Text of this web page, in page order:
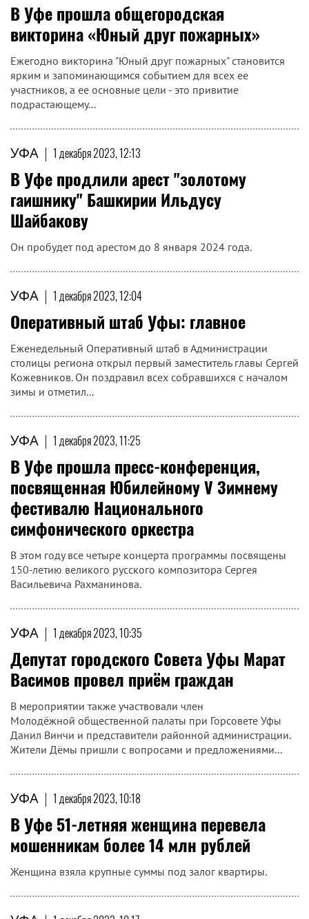
В Уфе прошла общегородская
викторина «Юный друг пожарных»
Ежегодно викторина "Юный друг пожарных" становится
ярким и запоминающимся событием для всех ее
участников, а ее основные цели - это привитие
подрастающему...
УФА | 1 декабря 2023, 12:13
В Уфе продлили арест "золотому
гаишнику" Башкирии Ильдусу
Шайбакову
Он пробудет под арестом до 8 января 2024 года.
УФА | 1 декабря 2023, 12:04
Оперативный штаб Уфы: главное
Еженедельный Оперативный штаб в Администрации
столицы региона открыл первый заместитель главы Сергей
Кожевников. Он поздравил всех собравшихся с началом
зимы и отметил...
УФА | 1 декабря 2023, 11:25
В Уфе прошла пресс-конференция,
посвященная Юбилейному V Зимнему
фестивалю Национального
симфонического оркестра
В этом году все четыре концерта программы посвящены
150-летию великого русского композитора Сергея
Васильевича Рахманинова.
УФА | 1 декабря 2023, 10:35
Депутат городского Совета Уфы Марат
Васимов провел приём граждан
В мероприятии также участвовали член
Молодёжной общественной палаты при Горсовете Уфы
Данил Винчи и представители районной администрации.
Жители Дёмы пришли с вопросами и предложениями...
УФА | 1 декабря 2023, 10:18
В Уфе 51-летняя женщина перевела
мошенникам более 14 млн рублей
Женщина взяла крупные суммы под залог квартиры.